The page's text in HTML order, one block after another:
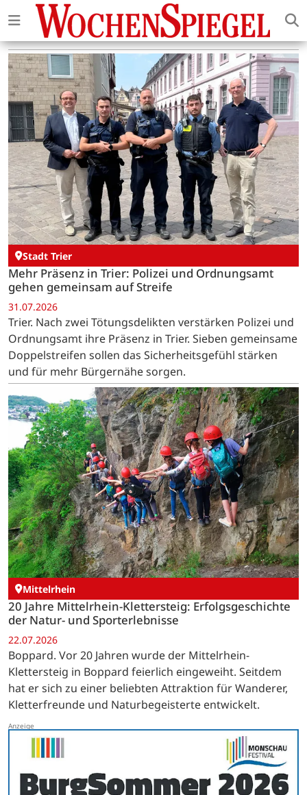
Stadt Trier
Mehr Präsenz in Trier: Polizei und Ordnungsamt
gehen gemeinsam auf Streife
31.07.2026
Trier. Nach zwei Tötungsdelikten verstärken Polizei und
Ordnungsamt ihre Präsenz in Trier. Sieben gemeinsame
Doppelstreifen sollen das Sicherheitsgefühl stärken
und für mehr Bürgernähe sorgen.
Mittelrhein
20 Jahre Mittelrhein-Klettersteig: Erfolgsgeschichte
der Natur- und Sporterlebnisse
22.07.2026
Boppard. Vor 20 Jahren wurde der Mittelrhein-
Klettersteig in Boppard feierlich eingeweiht. Seitdem
hat er sich zu einer beliebten Attraktion für Wanderer,
Kletterfreunde und Naturbegeisterte entwickelt.